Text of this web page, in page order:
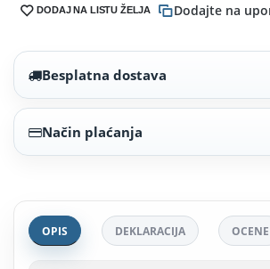
DODAJ NA LISTU ŽELJA Dodajte na
Besplatna dostava
Način plaćanja
OPIS DEKLARACIJA OCENE